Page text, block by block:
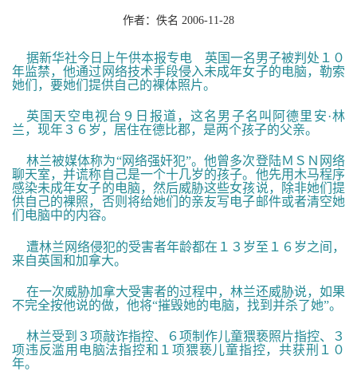
作者：佚名 2006-11-28
据新华社今日上午供本报专电 英国一名男子被判处１０
年监禁，他通过网络技术手段侵入未成年女子的电脑，勒索
她们，要她们提供自己的裸体照片。
英国天空电视台９日报道，这名男子名叫阿德里安·林
兰，现年３６岁，居住在德比郡，是两个孩子的父亲。
林兰被媒体称为“网络强奸犯”。他曾多次登陆ＭＳＮ网络
聊天室，并谎称自己是一个十几岁的孩子。他先用木马程序
感染未成年女子的电脑，然后威胁这些女孩说，除非她们提
供自己的裸照，否则将给她们的亲友写电子邮件或者清空她
们电脑中的内容。
遭林兰网络侵犯的受害者年龄都在１３岁至１６岁之间，
来自英国和加拿大。
在一次威胁加拿大受害者的过程中，林兰还威胁说，如果
不完全按他说的做，他将“摧毁她的电脑，找到并杀了她”。
林兰受到３项敲诈指控、６项制作儿童猥亵照片指控、３
项违反滥用电脑法指控和１项猥亵儿童指控，共获刑１０
年。